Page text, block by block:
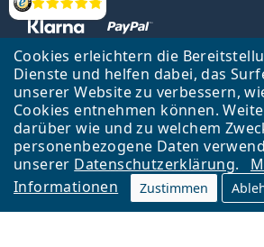
Cookies erleichtern die
Dienste und helfen dabei, das
unserer Website zu verbessern,
Cookies entnehmen können.
darüber wie und zu welchem
personenbezogene Daten
unserer Datenschutzerklärung.
Informationen
Zustimmen
Bewertung
Zurück zur Hauptseite
Lentiamo s.r.o., Tschechien ist Eigentümer
Shops Lentiamo.de
Seit 18 Jahren